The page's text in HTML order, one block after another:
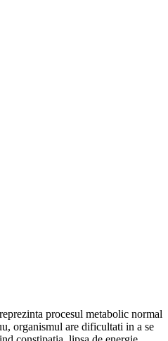
procesul metabolic normal
organismul are dificultati in a se